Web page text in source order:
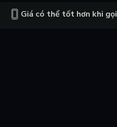
Giá có thể tốt hơn khi gọi